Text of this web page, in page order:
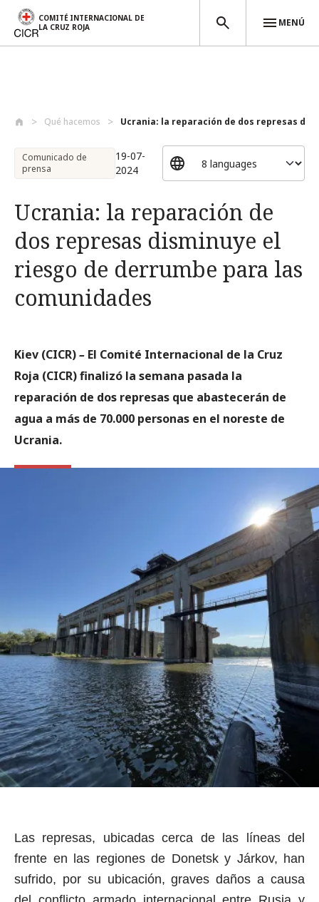
COMITÉ INTERNACIONAL DE
LA CRUZ ROJA
MENÚ
Qué hacemos Ucrania: la reparación de dos represas d...
Comunicado de
prensa
19-07-
2024
Ucrania: la reparación de
dos represas disminuye el
riesgo de derrumbe para las
comunidades
Kiev (CICR)– El Comité Internacional de la Cruz
Roja (CICR) finalizó la semana pasada la
reparación de dos represas que abastecerán de
agua a más de 70.000 personas en el noreste de
Ucrania.
Las represas, ubicadas cerca de las líneas del
frente en las regiones de Donetsk y Járkov, han
sufrido, por su ubicación, graves daños a causa